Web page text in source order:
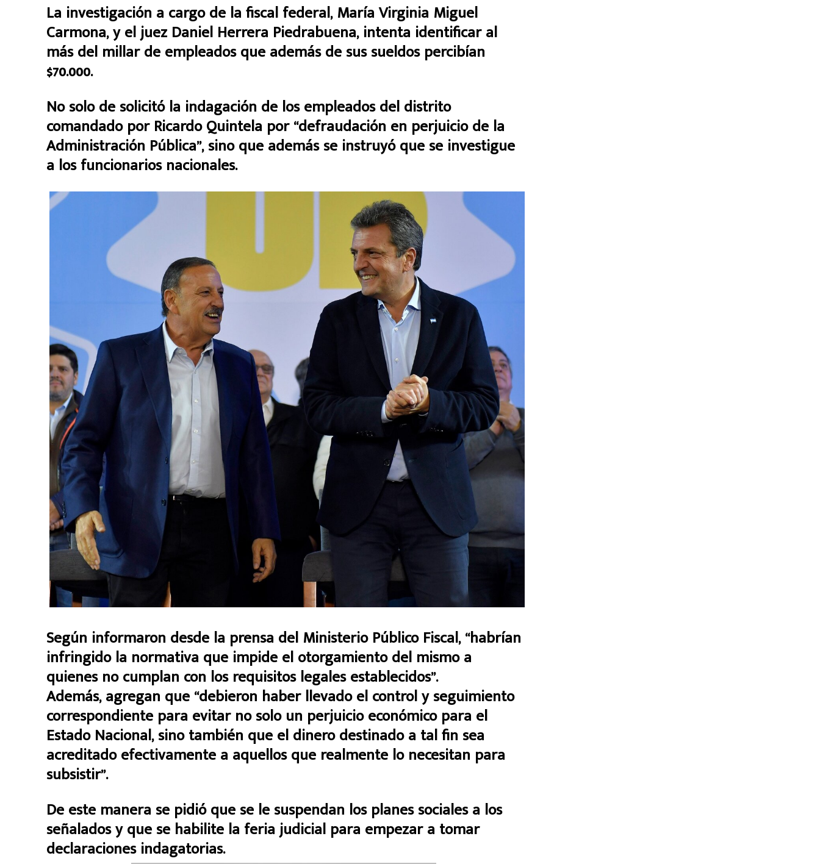
La investigación a cargo de la fiscal federal, María Virginia Miguel
Carmona, y el juez Daniel Herrera Piedrabuena, intenta identificar al
más del millar de empleados que además de sus sueldos percibían
$70.000.
No solo de solicitó la indagación de los empleados del distrito
comandado por Ricardo Quintela por “defraudación en perjuicio de la
Administración Pública”, sino que además se instruyó que se investigue
a los funcionarios nacionales.
Según informaron desde la prensa del Ministerio Público Fiscal, “habrían
infringido la normativa que impide el otorgamiento del mismo a
quienes no cumplan con los requisitos legales establecidos”.
Además, agregan que “debieron haber llevado el control y seguimiento
correspondiente para evitar no solo un perjuicio económico para el
Estado Nacional, sino también que el dinero destinado a tal fin sea
acreditado efectivamente a aquellos que realmente lo necesitan para
subsistir”.
De este manera se pidió que se le suspendan los planes sociales a los
señalados y que se habilite la feria judicial para empezar a tomar
declaraciones indagatorias.